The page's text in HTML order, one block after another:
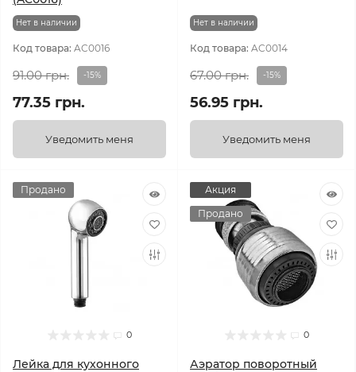
Нет в наличии
Код товара: AC0016
91.00 грн. -15%
77.35 грн.
Уведомить меня
Нет в наличии
Код товара: AC0014
67.00 грн. -15%
56.95 грн.
Уведомить меня
Продано
0
Лейка для кухонного
Акция
Продано
0
Аэратор поворотный